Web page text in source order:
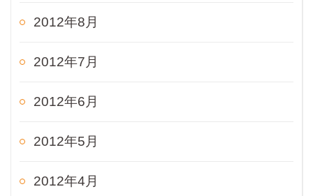
2012年8月
2012年7月
2012年6月
2012年5月
2012年4月